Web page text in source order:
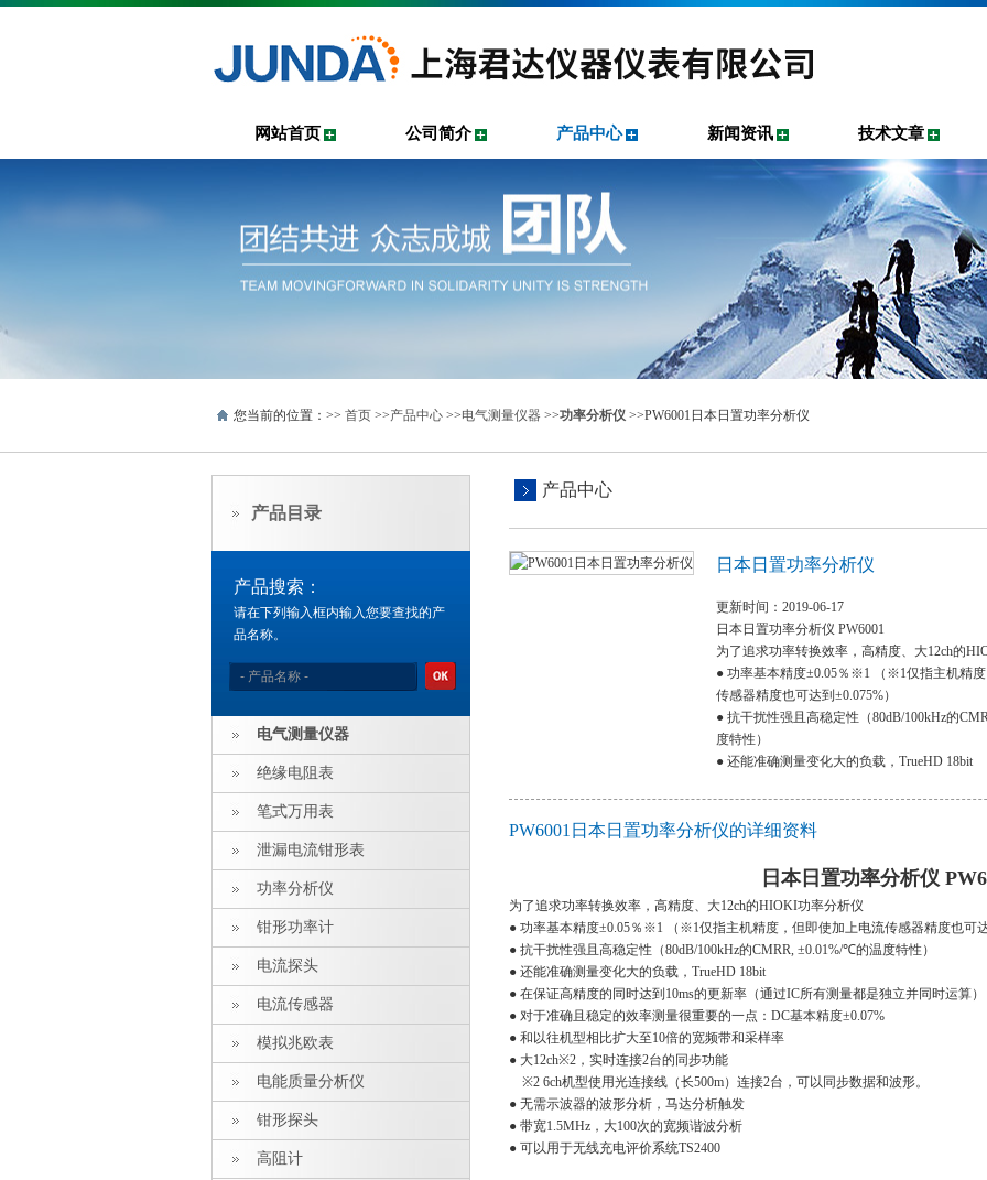
网站首页 公司简介 产品中心 新闻资讯 技术文章
您当前的位置：>> 首页 >>产品中心 >>电气测量仪器 >>功率分析仪 >>PW6001日本日置功率分析仪
产品目录
产品搜索：
请在下列输入框内输入您要查找的产
品名称。
电气测量仪器
绝缘电阻表
笔式万用表
泄漏电流钳形表
功率分析仪
钳形功率计
电流探头
电流传感器
模拟兆欧表
电能质量分析仪
钳形探头
高阻计
产品中心
日本日置功率分析仪
更新时间：2019-06-17
日本日置功率分析仪 PW6001
为了追求功率转换效率，高精度、大12ch的
● 功率基本精度±0.05％※1 （※1仅指主机精
传感器精度也可达到±0.075%）
● 抗干扰性强且高稳定性（80dB/100kHz的
度特性）
● 还能准确测量变化大的负载，TrueHD 18bit
PW6001日本日置功率分析仪的详细资料
日本日置功率分析仪
为了追求功率转换效率，高精度、大12ch的HIOKI功率分析仪
● 功率基本精度±0.05％※1 （※1仅指主机精度，但即使加上电流传感器精度也可达
● 抗干扰性强且高稳定性（80dB/100kHz的CMRR, ±0.01%/℃的温度特性）
● 还能准确测量变化大的负载，TrueHD 18bit
● 在保证高精度的同时达到10ms的更新率（通过IC所有测量都是独立并同时运算）
● 对于准确且稳定的效率测量很重要的一点：DC基本精度±0.07%
● 和以往机型相比扩大至10倍的宽频带和采样率
● 大12ch※2，实时连接2台的同步功能
※2 6ch机型使用光连接线（长500m）连接2台，可以同步数据和波形。
● 无需示波器的波形分析，马达分析触发
● 带宽1.5MHz，大100次的宽频谐波分析
● 可以用于无线充电评价系统TS2400